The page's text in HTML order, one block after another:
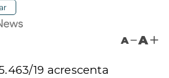
A A
19 acrescenta